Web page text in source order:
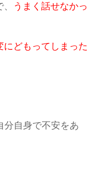
うまく話せなかっ
にどもってしまった
分自身で不安をあ